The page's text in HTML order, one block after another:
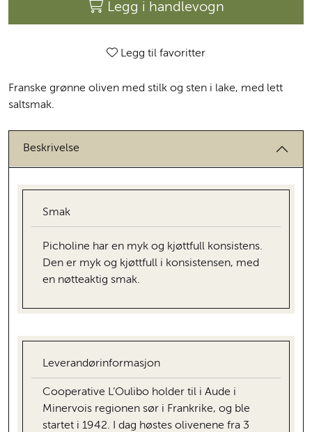
Legg i handlevogn
Legg til favoritter
Franske grønne oliven med stilk og sten i lake, med lett
saltsmak.
Beskrivelse
Smak
Picholine har en myk og kjøttfull konsistens.
Den er myk og kjøttfull i konsistensen, med
en nøtteaktig smak.
Leverandørinformasjon
Cooperative L’Oulibo holder til i Aude i
Minervois regionen sør i Frankrike, og ble
startet i 1942. I dag høstes olivenene fra 3